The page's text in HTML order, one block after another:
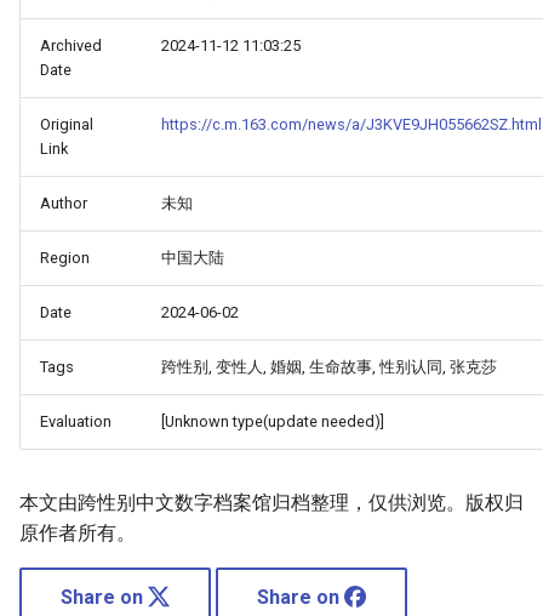
Archived
Date
2024-11-12 11:03:25
Original
Link
https://c.m.163.com/news/a/J3KVE9JH055662SZ.html
Author 未知
Region 中国大陆
Date 2024-06-02
Tags 跨性别, 变性人, 婚姻, 生命故事, 性别认同, 张克莎
Evaluation [Unknown type(update needed)]
本文由跨性别中文数字档案馆归档整理，仅供浏览。版权归
原作者所有。
Share on Share on